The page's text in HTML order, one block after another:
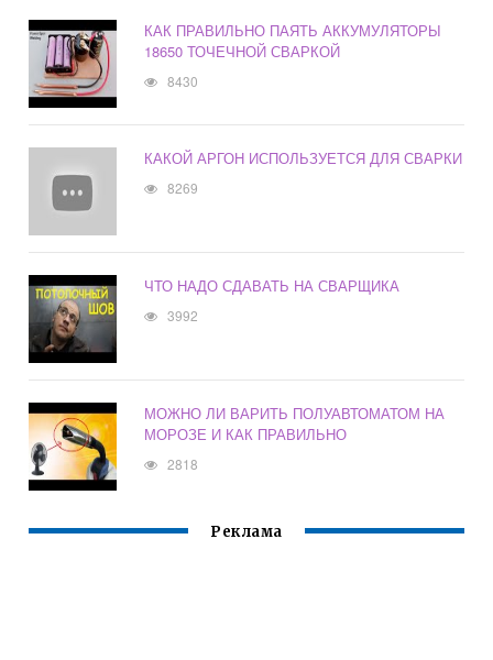
КАК ПРАВИЛЬНО ПАЯТЬ АККУМУЛЯТОРЫ
18650 ТОЧЕЧНОЙ СВАРКОЙ
8430
КАКОЙ АРГОН ИСПОЛЬЗУЕТСЯ ДЛЯ СВАРКИ
8269
ЧТО НАДО СДАВАТЬ НА СВАРЩИКА
3992
МОЖНО ЛИ ВАРИТЬ ПОЛУАВТОМАТОМ НА
МОРОЗЕ И КАК ПРАВИЛЬНО
2818
Реклама